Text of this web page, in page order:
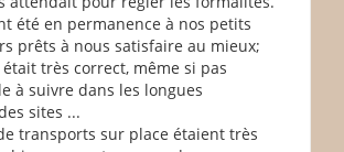
été en permanence à nos petits
prêts à nous satisfaire au mieux;
très correct, même si pas
à suivre dans les longues
sites ...
transports sur place étaient très